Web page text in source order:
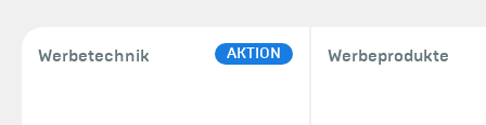
Werbetechnik AKTION Werbeprodukte